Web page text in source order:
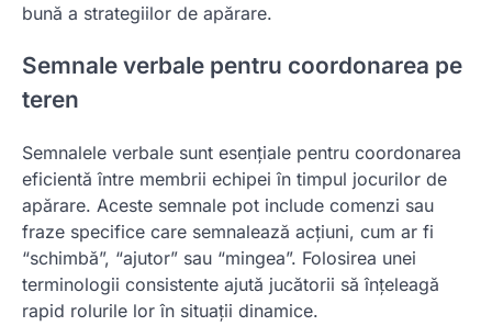
bună a strategiilor de apărare.
Semnale verbale pentru coordonarea pe
teren
Semnalele verbale sunt esențiale pentru coordonarea
eficientă între membrii echipei în timpul jocurilor de
apărare. Aceste semnale pot include comenzi sau
fraze specifice care semnalează acțiuni, cum ar fi
“schimbă”, “ajutor” sau “mingea”. Folosirea unei
terminologii consistente ajută jucătorii să înțeleagă
rapid rolurile lor în situații dinamice.